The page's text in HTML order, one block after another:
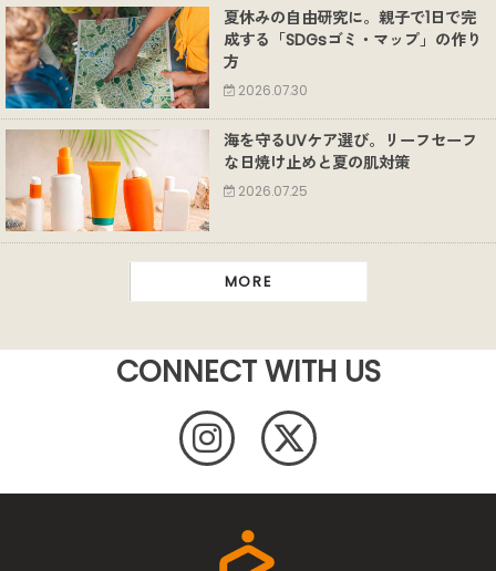
夏休みの自由研究に。親子で1日で完
成する「SDGsゴミ・マップ」の作り
方
2026.07.30
海を守るUVケア選び。リーフセーフ
な日焼け止めと夏の肌対策
2026.07.25
MORE
CONNECT WITH US